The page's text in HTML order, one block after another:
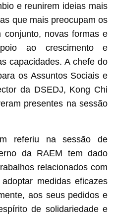
e reunirem ideias mais
que mais preocupam os
conjunto, novas formas e
ao crescimento e
capacidades. A chefe do
os Assuntos Sociais e
da DSEDJ, Kong Chi
presentes na sessão
referiu na sessão de
da RAEM tem dado
relacionados com
medidas eficazes
aos seus pedidos e
de solidariedade e